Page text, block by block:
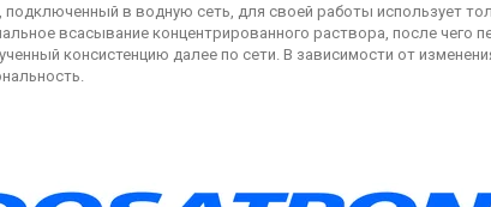
подключенный в водную сеть, для своей работы использует
всасывание концентрированного раствора, после чего
консистенцию далее по сети. В зависимости от